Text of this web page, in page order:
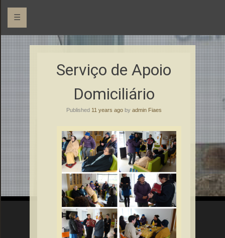
☰
Fiães
Centro Social Paroquial
Serviço de Apoio
Domiciliário
Published 11 years agoby admin Fiaes